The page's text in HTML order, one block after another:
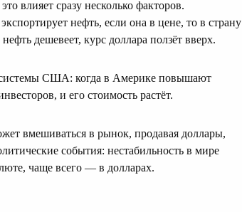
влияет сразу несколько факторов.
нефть, если она в цене, то в страну
дешевеет, курс доллара ползёт вверх.
США: когда в Америке повышают
и его стоимость растёт.
вмешиваться в рынок, продавая доллары,
события: нестабильность в мире
чаще всего — в долларах.